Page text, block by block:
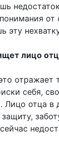
от
эту
лицо
отражает
себя,
Лицо отца в